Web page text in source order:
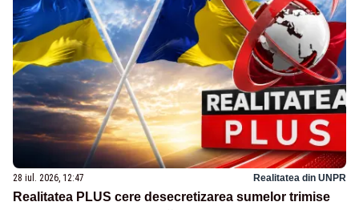
28 iul. 2026, 12:47 Realitatea din UNPR
Realitatea PLUS cere desecretizarea sumelor trimise